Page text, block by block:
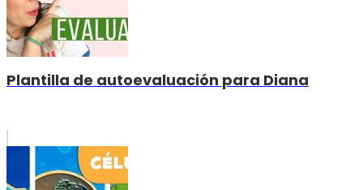
Plantilla de autoevaluación para Diana